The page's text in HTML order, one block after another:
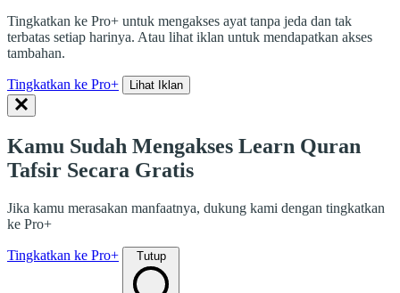
Tingkatkan ke Pro+ untuk mengakses ayat tanpa jeda dan tak
terbatas setiap harinya. Atau lihat iklan untuk mendapatkan akses
tambahan.
Tingkatkan ke Pro+ Lihat Iklan
Kamu Sudah Mengakses Learn Quran
Tafsir Secara Gratis
Jika kamu merasakan manfaatnya, dukung kami dengan tingkatkan
ke Pro+
Tingkatkan ke Pro+ Tutup